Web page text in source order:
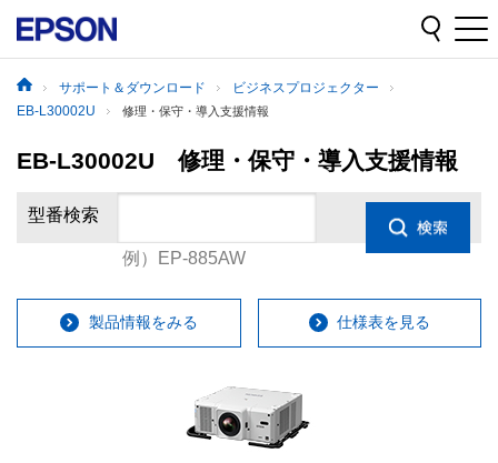
サポート＆ダウンロード
ビジネスプロジェクター
EB-L30002U
修理・保守・導入支援情報
EB-L30002U 修理・保守・導入支援情報
型番検索
例）EP-885AW
製品情報をみる 仕様表を見る